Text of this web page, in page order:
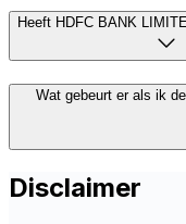
Heeft HDFC BANK
Wat gebeurt er als ik
Disclaimer